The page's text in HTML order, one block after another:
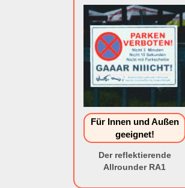
Für Innen und Außen
geeignet!
Der reflektierende
Allrounder RA1